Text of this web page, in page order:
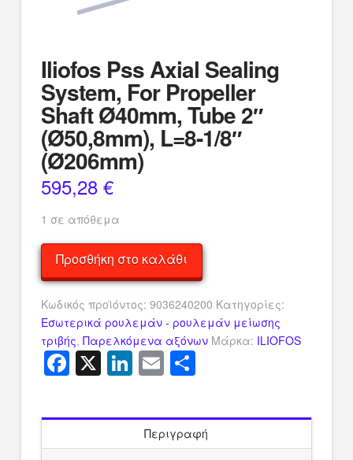
Iliofos Pss Axial Sealing
System, For Propeller
Shaft Ø40mm, Tube 2″
(Ø50,8mm), L=8-1/8″
(Ø206mm)
595,28 €
1 σε απόθεμα
Iliofos
Pss
Axial
Sealing
System,
For
Propeller
Shaft
Tube
(Ø50,8mm),
Προσθήκη στο καλάθι
Κωδικός προϊόντος: 9036240200 Κατηγορίες:
Εσωτερικά ρουλεμάν - ρουλεμάν μείωσης
τριβής, Παρελκόμενα αξόνων Μάρκα: ILIOFOS
Facebook
X LinkedIn
Email
Περιγραφή